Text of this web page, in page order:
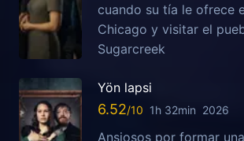
cuando su tía le ofrece
Chicago y visitar el
Sugarcreek
Yön lapsi
6.52 1h 32min 2026
Ansiosos por formar